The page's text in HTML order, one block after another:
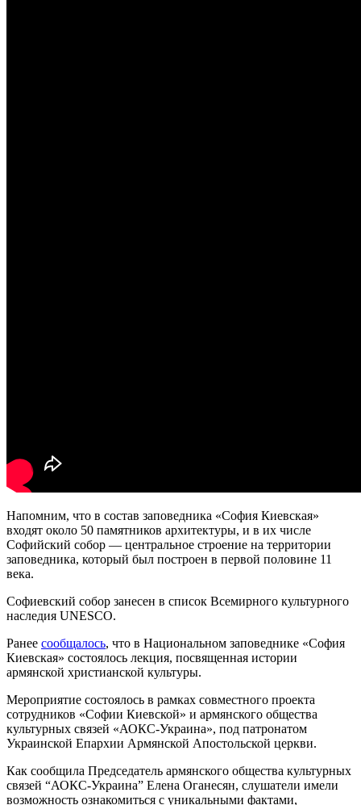
Напомним, что в состав заповедника «София Киевская»
входят около 50 памятников архитектуры, и в их числе
Софийский собор — центральное строение на территории
заповедника, который был построен в первой половине 11
века.
Софиевский собор занесен в список Всемирного культурного
наследия UNESCO.
Ранее сообщалось, что в Национальном заповеднике «София
Киевская» состоялось лекция, посвященная истории
армянской христианской культуры.
Мероприятие состоялось в рамках совместного проекта
сотрудников «Софии Киевской» и армянского общества
культурных связей «АОКС-Украина», под патронатом
Украинской Епархии Армянской Апостольской церкви.
Как сообщила Председатель армянского общества культурных
связей “АОКС-Украина” Елена Оганесян, слушатели имели
возможность ознакомиться с уникальными фактами,